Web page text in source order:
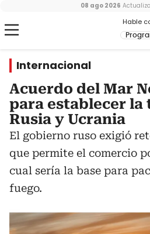
Hable
08 ago 2026
Internacional
Acuerdo del Mar
para establecer la
Rusia y Ucrania
El gobierno ruso exigió
que permite el comercio
cual sería la base para
fuego.